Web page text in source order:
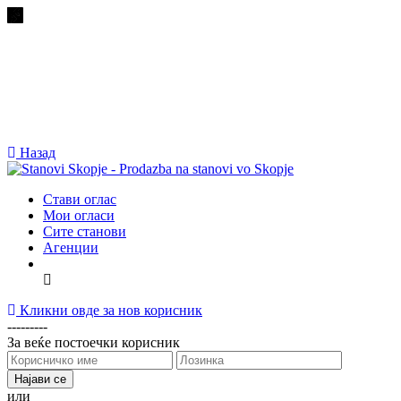
Назад
Стави оглас
Мои огласи
Сите станови
Агенции
Кликни овде за нов корисник
---------
За веќе постоечки корисник
или